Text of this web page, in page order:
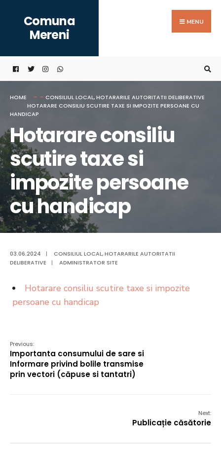
content
Comuna
Mereni
MENU
HOME CONSILIUL LOCAL,HOTARARILE AUTORITATII DELIBERATIVE
HOTARARE CONSILIU SCUTIRE TAXE SI IMPOZITE PERSOANE CU
HANDICAP
Hotarare consiliu
scutire taxe si
impozite persoane
cu handicap
03.06.2024 | CONSILIUL LOCAL,HOTARARILE AUTORITATII
DELIBERATIVE
| ADMINISTRATOR SITE
Hotarare consiliu scutire taxe si impozite
persoane cu handicap
Previous:
Importanta consumului de sare si
Informare privind bolile transmise
prin vectori (căpuse si tantatri)
Next:
Publicație căsătorie
for: